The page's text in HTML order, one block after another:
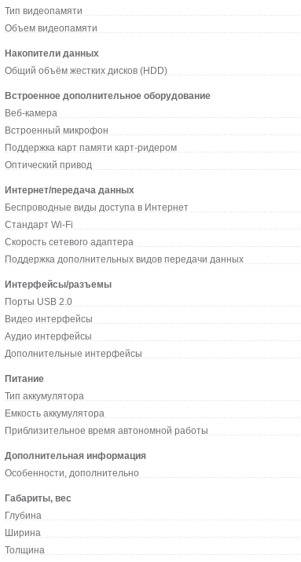
Тип видеопамяти
Объем видеопамяти
Накопители данных
Общий объём жестких дисков (HDD)
Встроенное дополнительное оборудование
Веб-камера
Встроенный микрофон
Поддержка карт памяти карт-ридером
Оптический привод
Интернет/передача данных
Беспроводные виды доступа в Интернет
Стандарт Wi-Fi
Скорость сетевого адаптера
Поддержка дополнительных видов передачи данных
Интерфейсы/разъемы
Порты USB 2.0
Видео интерфейсы
Аудио интерфейсы
Дополнительные интерфейсы
Питание
Тип аккумулятора
Емкость аккумулятора
Приблизительное время автономной работы
Дополнительная информация
Особенности, дополнительно
Габариты, вес
Глубина
Ширина
Толщина